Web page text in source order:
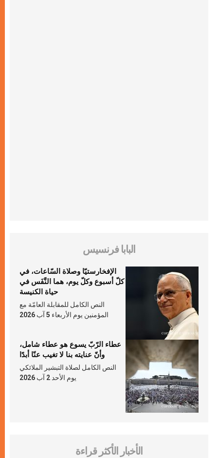
البابا فرنسيس
الإفخارستيّا وصلاة السّاعات، في
كلّ أسبوع وكلّ يوم، هما النَّفَس في
حياة الكنيسة
النص الكامل للمقابلة العامّة مع
المؤمنين يوم الأربعاء 5 آب 2026
عطاء الرّبّ يسوع هو عطاء شامل،
وأنّ عنايته بنا لا تغيب عنّا أبدًا
النص الكامل لصلاة التبشير الملائكي
يوم الأحد 2 آب 2026
الأخبار الأكثر قراءة